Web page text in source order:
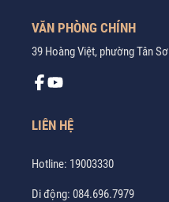
VĂN PHÒNG CHÍNH
39 Hoàng Việt, phường Tân
LIÊN HỆ
Hotline: 19003330
Di động: 084.696.7979